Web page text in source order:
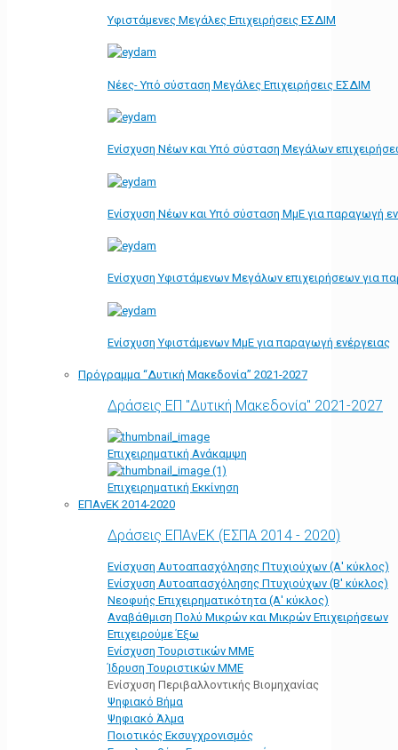
Υφιστάμενες Μεγάλες Επιχειρήσεις ΕΣΔΙΜ
Νέες- Υπό σύσταση Μεγάλες Επιχειρήσεις ΕΣΔΙΜ
Ενίσχυση Νέων και Υπό σύσταση Μεγάλων
Ενίσχυση Νέων και Υπό σύσταση ΜμΕ για παραγωγή
Ενίσχυση Υφιστάμενων Μεγάλων επιχειρήσεων για
Ενίσχυση Υφιστάμενων ΜμΕ για παραγωγή ενέργειας
Πρόγραμμα “Δυτική Μακεδονία” 2021-2027
Δράσεις ΕΠ "Δυτική Μακεδονία" 2021-2027
Επιχειρηματική Ανάκαμψη
Επιχειρηματική Εκκίνηση
ΕΠΑνΕΚ 2014-2020
Δράσεις ΕΠΑνΕΚ (ΕΣΠΑ 2014 - 2020)
Ενίσχυση Αυτοαπασχόλησης Πτυχιούχων (Α' κύκλος)
Ενίσχυση Αυτοαπασχόλησης Πτυχιούχων (Β' κύκλος)
Νεοφυής Επιχειρηματικότητα (Α' κύκλος)
Αναβάθμιση Πολύ Μικρών και Μικρών Επιχειρήσεων
Επιχειρούμε Έξω
Ενίσχυση Τουριστικών ΜΜΕ
Ίδρυση Τουριστικών ΜΜΕ
Ενίσχυση Περιβαλλοντικής Βιομηχανίας
Ψηφιακό Βήμα
Ψηφιακό Άλμα
Ποιοτικός Εκσυγχρονισμός